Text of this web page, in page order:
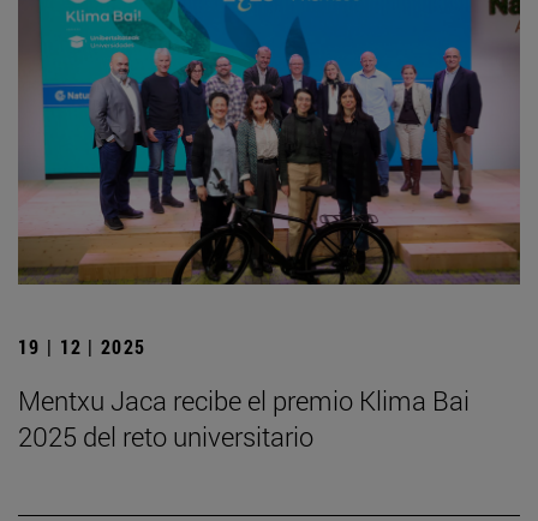
19 | 12 | 2025
Mentxu Jaca recibe el premio Klima Bai
2025 del reto universitario